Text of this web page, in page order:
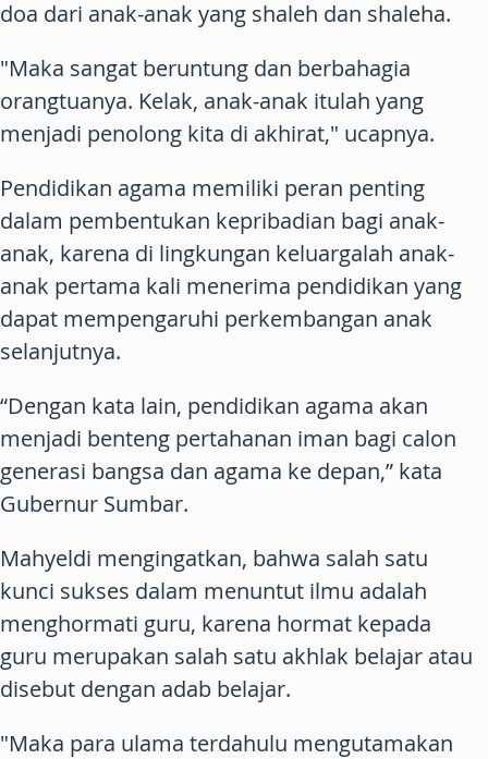
doa dari anak-anak yang shaleh dan shaleha.
"Maka sangat beruntung dan berbahagia
orangtuanya. Kelak, anak-anak itulah yang
menjadi penolong kita di akhirat," ucapnya.
Pendidikan agama memiliki peran penting
dalam pembentukan kepribadian bagi anak-
anak, karena di lingkungan keluargalah anak-
anak pertama kali menerima pendidikan yang
dapat mempengaruhi perkembangan anak
selanjutnya.
“Dengan kata lain, pendidikan agama akan
menjadi benteng pertahanan iman bagi calon
generasi bangsa dan agama ke depan,” kata
Gubernur Sumbar.
Mahyeldi mengingatkan, bahwa salah satu
kunci sukses dalam menuntut ilmu adalah
menghormati guru, karena hormat kepada
guru merupakan salah satu akhlak belajar atau
disebut dengan adab belajar.
"Maka para ulama terdahulu mengutamakan